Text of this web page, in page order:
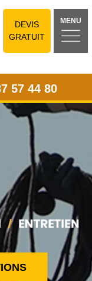
DEVIS
GRATUIT
MENU
57 44 80